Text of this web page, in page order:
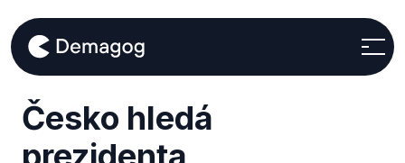
Česko hledá